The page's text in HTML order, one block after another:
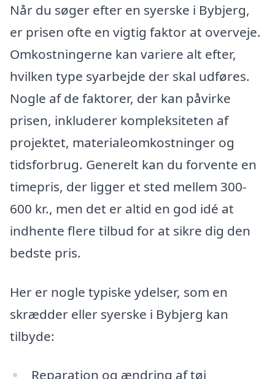
Når du søger efter en syerske i Bybjerg,
er prisen ofte en vigtig faktor at overveje.
Omkostningerne kan variere alt efter,
hvilken type syarbejde der skal udføres.
Nogle af de faktorer, der kan påvirke
prisen, inkluderer kompleksiteten af
projektet, materialeomkostninger og
tidsforbrug. Generelt kan du forvente en
timepris, der ligger et sted mellem 300-
600 kr., men det er altid en god idé at
indhente flere tilbud for at sikre dig den
bedste pris.
Her er nogle typiske ydelser, som en
skrædder eller syerske i Bybjerg kan
tilbyde:
Reparation og ændring af tøj